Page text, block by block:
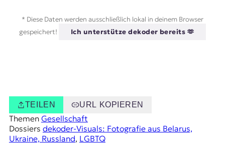
* Diese Daten werden ausschließlich lokal in deinem Browser
gespeichert!
Ich unterstütze dekoder bereits 🫶
TEILEN URL KOPIEREN
Themen Gesellschaft
Dossiers dekoder-Visuals: Fotografie aus Belarus,
Ukraine, Russland, LGBTQ